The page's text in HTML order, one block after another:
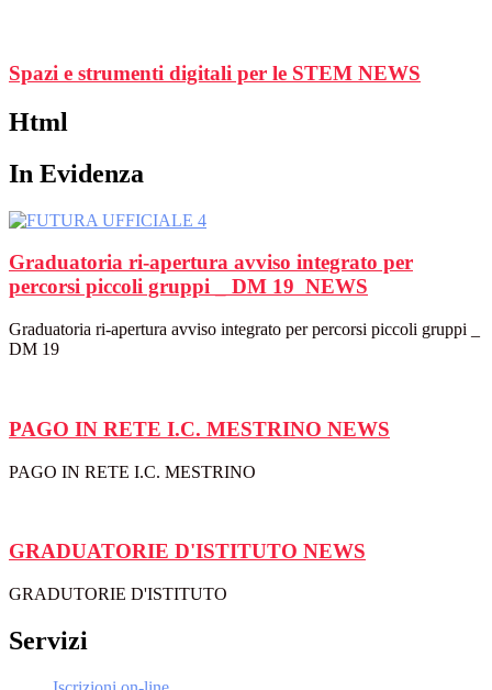
Spazi e strumenti digitali per le STEM NEWS
Html
In Evidenza
Graduatoria ri-apertura avviso integrato per
percorsi piccoli gruppi _ DM 19 NEWS
Graduatoria ri-apertura avviso integrato per percorsi piccoli gruppi _
DM 19
PAGO IN RETE I.C. MESTRINO NEWS
PAGO IN RETE I.C. MESTRINO
GRADUATORIE D'ISTITUTO NEWS
GRADUTORIE D'ISTITUTO
Servizi